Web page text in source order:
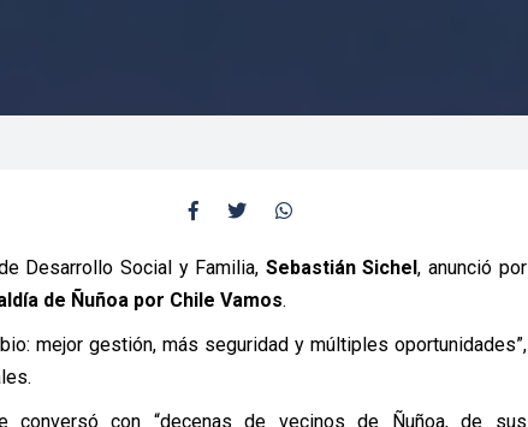
Desarrollo Social y Familia, Sebastián Sichel, anunció por
de Ñuñoa por Chile Vamos.
mejor gestión, más seguridad y múltiples oportunidades”,
conversó con “decenas de vecinos de Ñuñoa, de sus